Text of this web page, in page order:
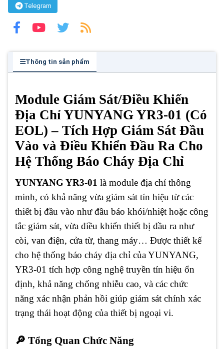
Telegram
Thông tin sản phẩm
Module Giám Sát/Điều Khiển
Địa Chỉ YUNYANG YR3-01 (Có
EOL) – Tích Hợp Giám Sát Đầu
Vào và Điều Khiển Đầu Ra Cho
Hệ Thống Báo Cháy Địa Chỉ
YUNYANG YR3-01 là module địa chỉ thông
minh, có khả năng vừa giám sát tín hiệu từ các
thiết bị đầu vào như đầu báo khói/nhiệt hoặc công
tắc giám sát, vừa điều khiển thiết bị đầu ra như
còi, van điện, cửa từ, thang máy… Được thiết kế
cho hệ thống báo cháy địa chỉ của YUNYANG,
YR3-01 tích hợp công nghệ truyền tín hiệu ổn
định, khả năng chống nhiễu cao, và các chức
năng xác nhận phản hồi giúp giám sát chính xác
trạng thái hoạt động của thiết bị ngoại vi.
🔎 Tổng Quan Chức Năng